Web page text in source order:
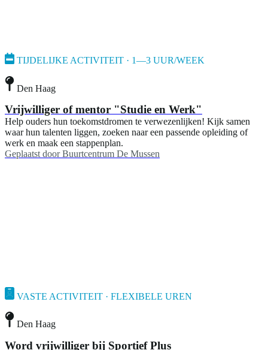
TIJDELIJKE ACTIVITEIT · 1—3 UUR/WEEK
Den Haag
Vrijwilliger of mentor "Studie en Werk"
Help ouders hun toekomstdromen te verwezenlijken! Kijk samen
waar hun talenten liggen, zoeken naar een passende opleiding of
werk en maak een stappenplan.
Geplaatst door Buurtcentrum De Mussen
VASTE ACTIVITEIT · FLEXIBELE UREN
Den Haag
Word vrijwilliger bij Sportief Plus